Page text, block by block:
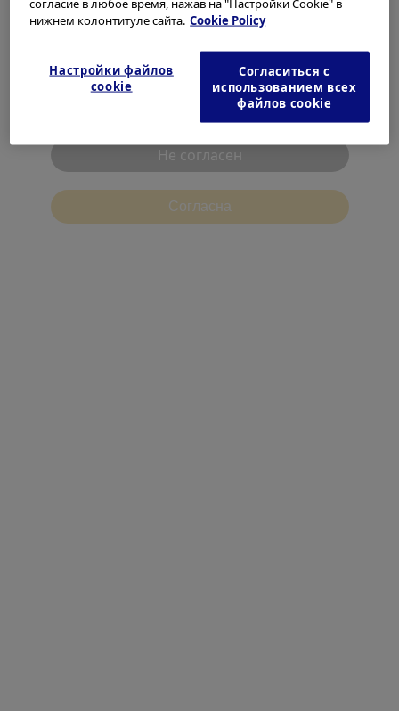
направленные на укрепление навыков проведения
процедур, улучшение результатов и помощь в
пациентов.
Азиатско-Тихоокеанский регион
Я прочитал и настоящим принимаю
вышеизложенное.
Не согласен
Cогласна
согласие в любое время, нажав на "Настройки Cookie" в
нижнем колонтитуле сайта. Cookie Policy
Настройки файлов
cookie
Согласиться с
использованием всех
файлов cookie